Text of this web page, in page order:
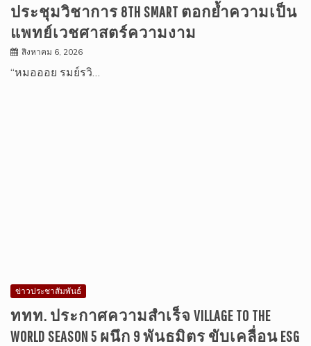
ประชุมวิชาการ 8TH SMART ตอกย้ำความเป็น
แพทย์เวชศาสตร์ความงาม
สิงหาคม 6, 2026
“หมอออย รมย์รวิ…
ข่าวประชาสัมพันธ์
ททท. ประกาศความสำเร็จ VILLAGE TO THE
WORLD SEASON 5 ผนึก 9 พันธมิตร ขับเคลื่อน ESG